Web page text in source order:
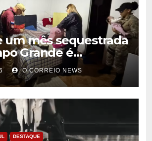
um mês sequestrada
Grande é
no Paraguai
O CORREIO NEWS
DESTAQUE